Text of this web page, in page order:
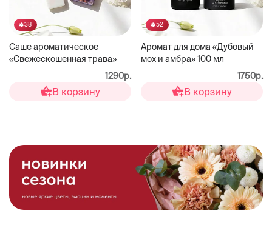
38
Саше ароматическое
«Свежескошенная трава»
1290р.
В корзину
52
Аромат для дома «Дубовый
мох и амбра» 100 мл
1750р.
В корзину